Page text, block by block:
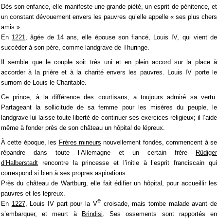
Dès son enfance, elle manifeste une grande piété, un esprit de pénitence, et
un constant dévouement envers les pauvres qu’elle appelle « ses plus chers
amis ».
En 1221, âgée de 14 ans, elle épouse son fiancé, Louis IV, qui vient de
succéder à son père, comme landgrave de Thuringe.
Il semble que le couple soit très uni et en plein accord sur la place à
accorder à la prière et à la charité envers les pauvres. Louis IV porte le
surnom de Louis le Charitable.
Ce prince, à la différence des courtisans, a toujours admiré sa vertu.
Partageant la sollicitude de sa femme pour les misères du peuple, le
landgrave lui laisse toute liberté de continuer ses exercices religieux; il l’aide
même à fonder près de son château un hôpital de lépreux.
À cette époque, les Frères mineurs nouvellement fondés, commencent à se
répandre dans toute l’Allemagne et un certain frère Rüdiger
d’Halberstadt rencontre la princesse et l’initie à l’esprit franciscain qui
correspond si bien à ses propres aspirations.
Près du château de Wartburg, elle fait édifier un hôpital, pour accueillir les
pauvres et les lépreux.
En 1227, Louis IV part pour la Vecroisade, mais tombe malade avant de
s’embarquer, et meurt à Brindisi . Ses ossements sont rapportés en